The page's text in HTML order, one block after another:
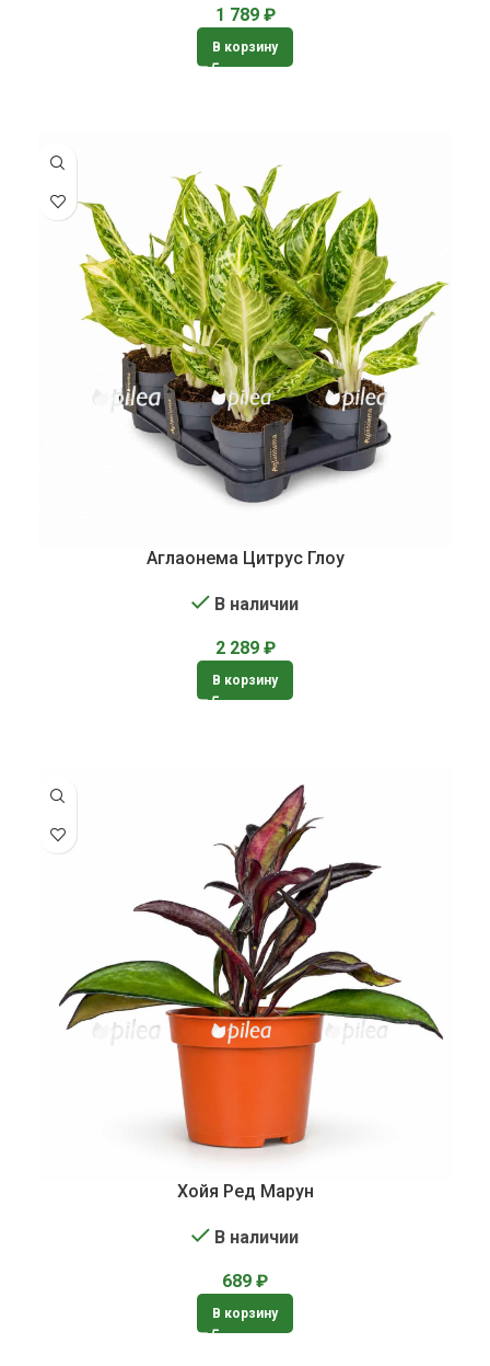
1 789 ₽
В корзину
Аглаонема Цитрус Глоу
В наличии
2 289 ₽
В корзину
Хойя Ред Марун
В наличии
689 ₽
В корзину